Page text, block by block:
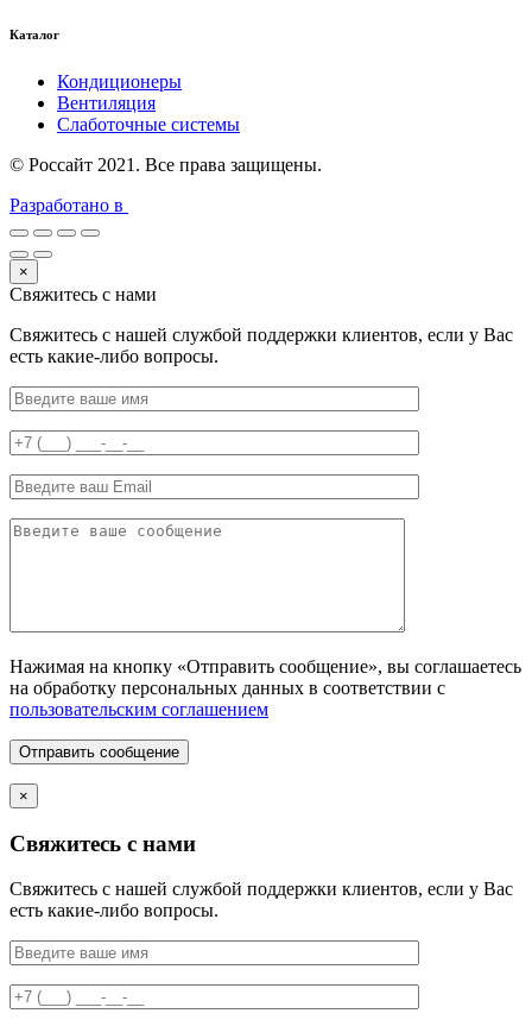
Каталог
Кондиционеры
Вентиляция
Слаботочные системы
© Россайт 2021. Все права защищены.
Разработано в
×
Свяжитесь с нами
Свяжитесь с нашей службой поддержки клиентов, если у Вас
есть какие-либо вопросы.
Нажимая на кнопку «Отправить сообщение», вы соглашаетесь
на обработку персональных данных в соответствии с
пользовательским соглашением
Отправить сообщение
×
Свяжитесь с нами
Свяжитесь с нашей службой поддержки клиентов, если у Вас
есть какие-либо вопросы.